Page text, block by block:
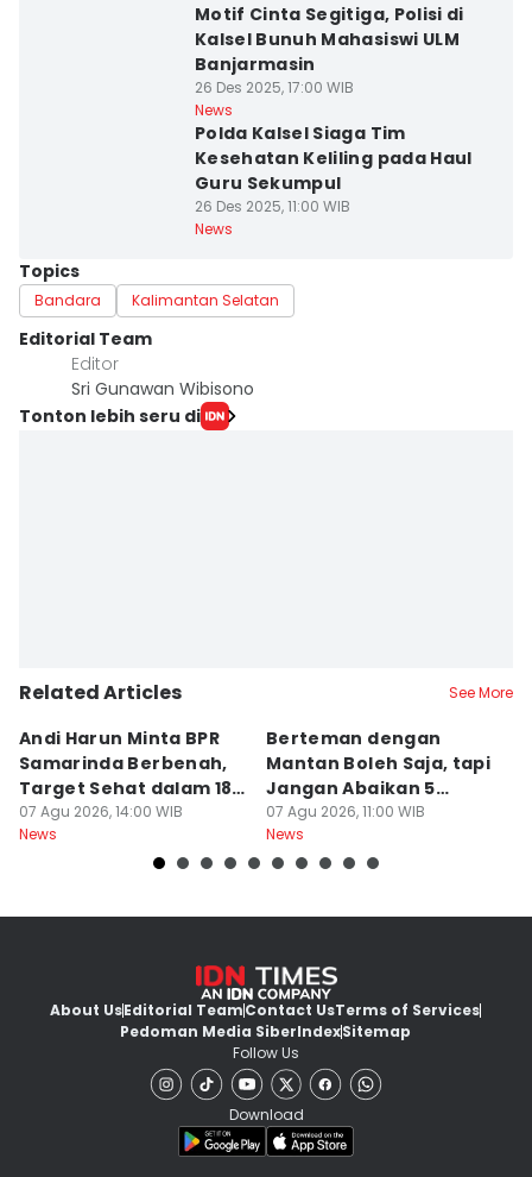
Motif Cinta Segitiga, Polisi di
Kalsel Bunuh Mahasiswi ULM
Banjarmasin
26 Des 2025, 17:00 WIB
News
Polda Kalsel Siaga Tim
Kesehatan Keliling pada Haul
Guru Sekumpul
26 Des 2025, 11:00 WIB
News
Topics
Bandara Kalimantan Selatan
Editorial Team
Editor
Sri Gunawan Wibisono
Tonton lebih seru di
Related Articles See More
Andi Harun Minta BPR
Samarinda Berbenah,
Target Sehat dalam 18
Bulan
07 Agu 2026, 14:00 WIB
News
Berteman dengan
Mantan Boleh Saja, tapi
Jangan Abaikan 5
Aturan Ini
07 Agu 2026, 11:00 WIB
News
About UsEditorial TeamContact UsTerms of Services
Pedoman Media SiberIndexSitemap
Follow Us
Download